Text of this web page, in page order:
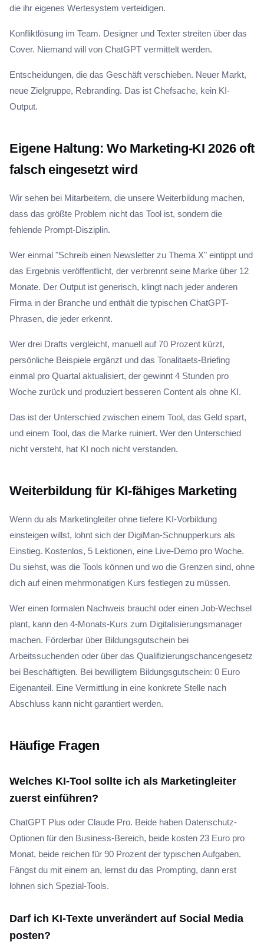
die ihr eigenes Wertesystem verteidigen.
Konfliktlösung im Team. Designer und Texter streiten über das
Cover. Niemand will von ChatGPT vermittelt werden.
Entscheidungen, die das Geschäft verschieben. Neuer Markt,
neue Zielgruppe, Rebranding. Das ist Chefsache, kein KI-
Output.
Eigene Haltung: Wo Marketing-KI 2026 oft
falsch eingesetzt wird
Wir sehen bei Mitarbeitern, die unsere Weiterbildung machen,
dass das größte Problem nicht das Tool ist, sondern die
fehlende Prompt-Disziplin.
Wer einmal "Schreib einen Newsletter zu Thema X" eintippt und
das Ergebnis veröffentlicht, der verbrennt seine Marke über 12
Monate. Der Output ist generisch, klingt nach jeder anderen
Firma in der Branche und enthält die typischen ChatGPT-
Phrasen, die jeder erkennt.
Wer drei Drafts vergleicht, manuell auf 70 Prozent kürzt,
persönliche Beispiele ergänzt und das Tonalitaets-Briefing
einmal pro Quartal aktualisiert, der gewinnt 4 Stunden pro
Woche zurück und produziert besseren Content als ohne KI.
Das ist der Unterschied zwischen einem Tool, das Geld spart,
und einem Tool, das die Marke ruiniert. Wer den Unterschied
nicht versteht, hat KI noch nicht verstanden.
Weiterbildung für KI-fähiges Marketing
Wenn du als Marketingleiter ohne tiefere KI-Vorbildung
einsteigen willst, lohnt sich der DigiMan-Schnupperkurs als
Einstieg. Kostenlos, 5 Lektionen, eine Live-Demo pro Woche.
Du siehst, was die Tools können und wo die Grenzen sind, ohne
dich auf einen mehrmonatigen Kurs festlegen zu müssen.
Wer einen formalen Nachweis braucht oder einen Job-Wechsel
plant, kann den 4-Monats-Kurs zum Digitalisierungsmanager
machen. Förderbar über Bildungsgutschein bei
Arbeitssuchenden oder über das Qualifizierungschancengesetz
bei Beschäftigten. Bei bewilligtem Bildungsgutschein: 0 Euro
Eigenanteil. Eine Vermittlung in eine konkrete Stelle nach
Abschluss kann nicht garantiert werden.
Häufige Fragen
Welches KI-Tool sollte ich als Marketingleiter
zuerst einführen?
ChatGPT Plus oder Claude Pro. Beide haben Datenschutz-
Optionen für den Business-Bereich, beide kosten 23 Euro pro
Monat, beide reichen für 90 Prozent der typischen Aufgaben.
Fängst du mit einem an, lernst du das Prompting, dann erst
lohnen sich Spezial-Tools.
Darf ich KI-Texte unverändert auf Social Media
posten?